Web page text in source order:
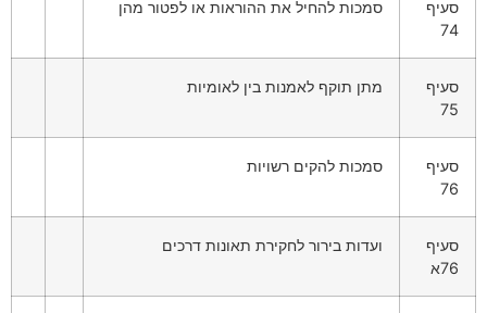
סעיף
74
סמכות להחיל את ההוראות או לפטור מהן
סעיף
75
מתן תוקף לאמנות בין לאומיות
סעיף
76
סמכות להקים רשויות
סעיף
76א
ועדות בירור לחקירת תאונות דרכים